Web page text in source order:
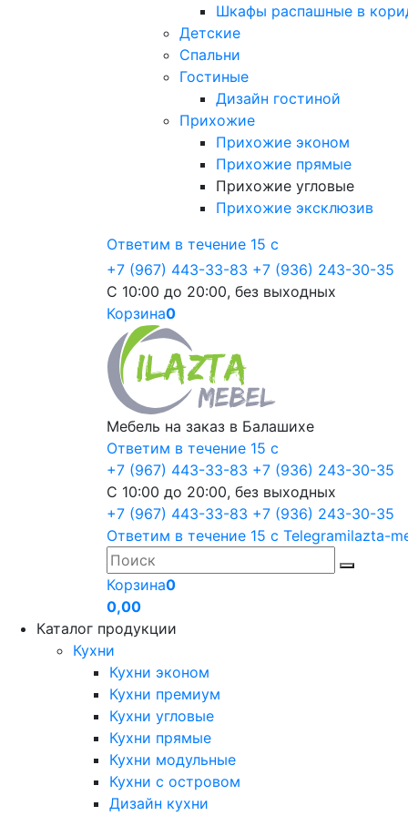
Шкафы распашные в
Детские
Спальни
Гостиные
Дизайн гостиной
Прихожие
Прихожие эконом
Прихожие прямые
Прихожие угловые
Прихожие эксклюзив
Ответим в течение 15 с
+7 (967) 443-33-83 +7 (936) 243-30-35
С 10:00 до 20:00, без выходных
Корзина0
Мебель на заказ в Балашихе
Ответим в течение 15 с
+7 (967) 443-33-83 +7 (936) 243-30-35
С 10:00 до 20:00, без выходных
+7 (967) 443-33-83 +7 (936) 243-30-35
Ответим в течение 15 с Telegramilazta-
Корзина0
0,00
Каталог продукции
Кухни
Кухни эконом
Кухни премиум
Кухни угловые
Кухни прямые
Кухни модульные
Кухни с островом
Дизайн кухни